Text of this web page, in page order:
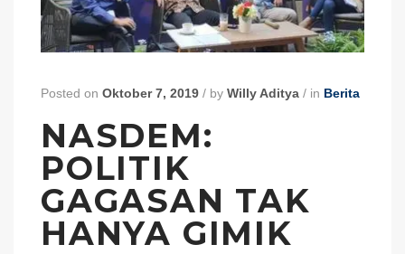
Posted on Oktober 7, 2019 / by Willy Aditya / in Berita
NASDEM:
POLITIK
GAGASAN TAK
HANYA GIMIK